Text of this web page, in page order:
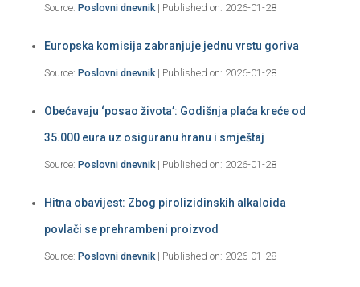
Source: Poslovni dnevnik Published on: 2026-01-28
Europska komisija zabranjuje jednu vrstu goriva
Source: Poslovni dnevnik Published on: 2026-01-28
Obećavaju ‘posao života’: Godišnja plaća kreće od
35.000 eura uz osiguranu hranu i smještaj
Source: Poslovni dnevnik Published on: 2026-01-28
Hitna obavijest: Zbog pirolizidinskih alkaloida
povlači se prehrambeni proizvod
Source: Poslovni dnevnik Published on: 2026-01-28